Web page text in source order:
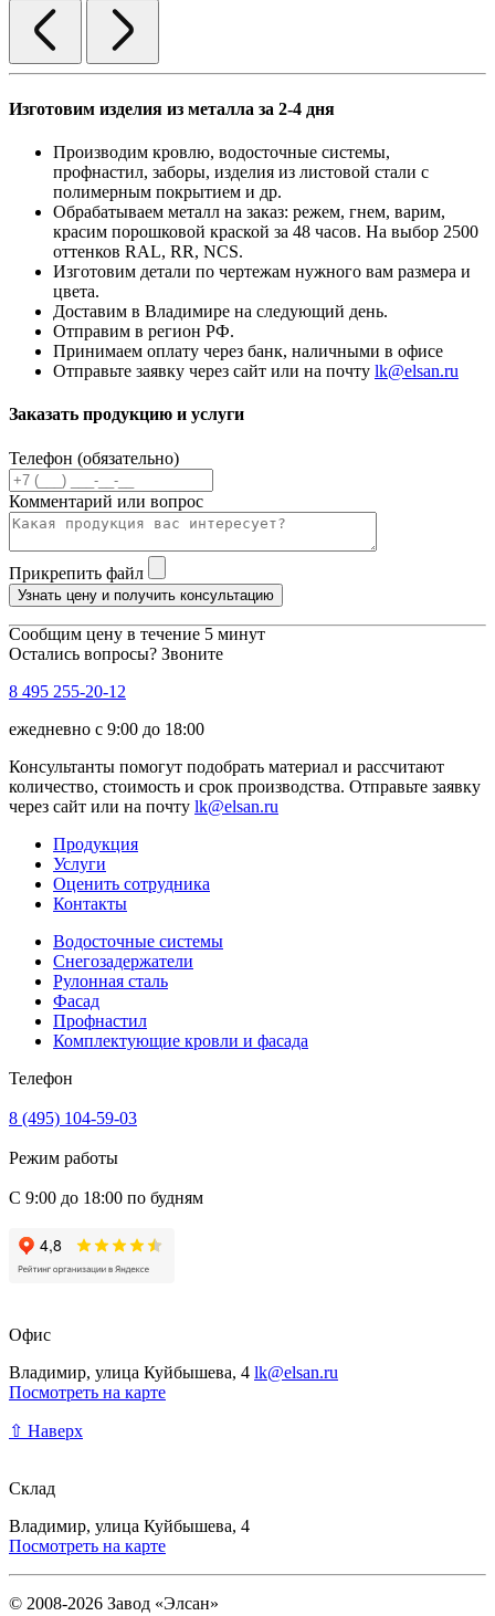
Изготовим изделия из металла за 2-4 дня
Производим кровлю, водосточные системы,
профнастил, заборы, изделия из листовой стали с
полимерным покрытием и др.
Обрабатываем металл на заказ: режем, гнем, варим,
красим порошковой краской за 48 часов. На выбор 2500
оттенков RAL, RR, NCS.
Изготовим детали по чертежам нужного вам размера и
цвета.
Доставим в Владимире на следующий день.
Отправим в регион РФ.
Принимаем оплату через банк, наличными в офисе
Отправьте заявку через сайт или на почту lk@elsan.ru
Заказать продукцию и услуги
Телефон (обязательно)
Комментарий или вопрос
Прикрепить файл
Узнать цену и получить консультацию
Сообщим цену в течение 5 минут
Остались вопросы? Звоните
8 495 255-20-12
ежедневно с 9:00 до 18:00
Консультанты помогут подобрать материал и рассчитают
количество, стоимость и срок производства. Отправьте заявку
через сайт или на почту lk@elsan.ru
Продукция
Услуги
Оценить сотрудника
Контакты
Водосточные системы
Снегозадержатели
Рулонная сталь
Фасад
Профнастил
Комплектующие кровли и фасада
Телефон
8 (495) 104-59-03
Режим работы
С 9:00 до 18:00 по будням
Офис
Владимир, улица Куйбышева, 4 lk@elsan.ru
Посмотреть на карте
⇧ Наверх
Склад
Владимир, улица Куйбышева, 4
Посмотреть на карте
© 2008-2026 Завод «Элсан»